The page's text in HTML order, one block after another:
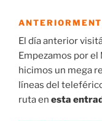
El día anterior
Empezamos por el
hicimos un mega
líneas del
ruta en esta